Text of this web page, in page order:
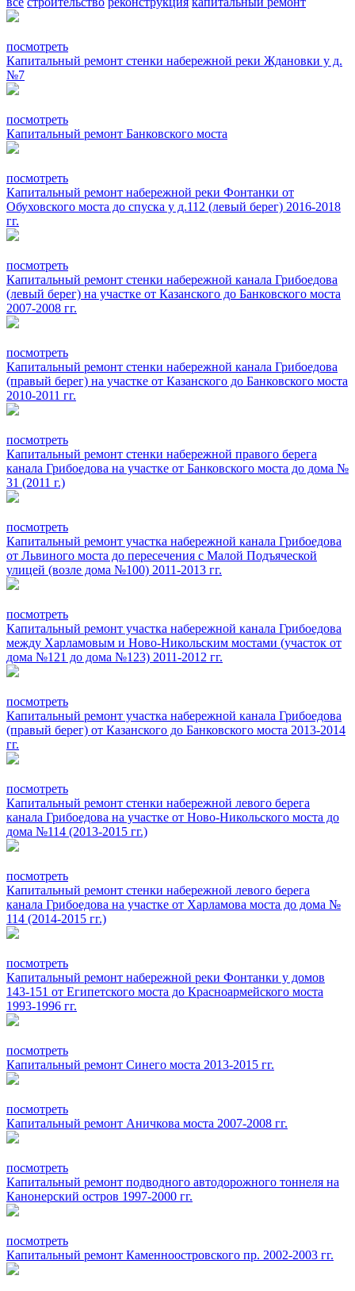
посмотреть
Капитальный ремонт стенки набережной реки Ждановки у д.
№7
посмотреть
Капитальный ремонт Банковского моста
посмотреть
Капитальный ремонт набережной реки Фонтанки от
Обуховского моста до спуска у д.112 (левый берег) 2016-2018
гг.
посмотреть
Капитальный ремонт стенки набережной канала Грибоедова
(левый берег) на участке от Казанского до Банковского моста
2007-2008 гг.
посмотреть
Капитальный ремонт стенки набережной канала Грибоедова
(правый берег) на участке от Казанского до Банковского моста
2010-2011 гг.
посмотреть
Капитальный ремонт стенки набережной правого берега
канала Грибоедова на участке от Банковского моста до дома №
31 (2011 г.)
посмотреть
Капитальный ремонт участка набережной канала Грибоедова
от Львиного моста до пересечения с Малой Подъяческой
улицей (возле дома №100) 2011-2013 гг.
посмотреть
Капитальный ремонт участка набережной канала Грибоедова
между Харламовым и Ново-Никольским мостами (участок от
дома №121 до дома №123) 2011-2012 гг.
посмотреть
Капитальный ремонт участка набережной канала Грибоедова
(правый берег) от Казанского до Банковского моста 2013-2014
гг.
посмотреть
Капитальный ремонт стенки набережной левого берега
канала Грибоедова на участке от Ново-Никольского моста до
дома №114 (2013-2015 гг.)
посмотреть
Капитальный ремонт стенки набережной левого берега
канала Грибоедова на участке от Харламова моста до дома №
114 (2014-2015 гг.)
посмотреть
Капитальный ремонт набережной реки Фонтанки у домов
143-151 от Египетского моста до Красноармейского моста
1993-1996 гг.
посмотреть
Капитальный ремонт Синего моста 2013-2015 гг.
посмотреть
Капитальный ремонт Аничкова моста 2007-2008 гг.
посмотреть
Капитальный ремонт подводного автодорожного тоннеля на
Канонерский остров 1997-2000 гг.
посмотреть
Капитальный ремонт Каменноостровского пр. 2002-2003 гг.